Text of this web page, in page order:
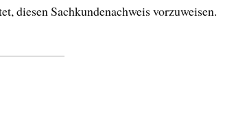
diesen Sachkundenachweis vorzuweisen.